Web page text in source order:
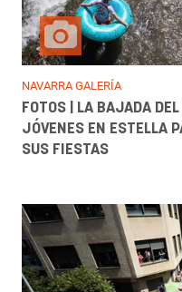
NAVARRA GALERÍA
FOTOS | LA BAJADA
JÓVENES EN ESTELLA
SUS FIESTAS